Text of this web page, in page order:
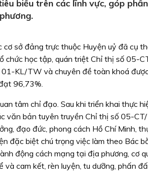
biểu trên các lĩnh vực, góp
sở đảng trực thuộc Huyện uỷ đã cụ
chức học tập, quán triệt Chỉ thị số 05-
KL/TW và chuyên đề toàn khoá
96,73%.
tâm chỉ đạo. Sau khi triển khai thực
văn bản tuyên truyền Chỉ thị số 05-
đạo đức, phong cách Hồ Chí Minh,
đặc biệt chú trọng việc làm theo Bác
động cách mạng tại địa phương, cơ
cam kết, rèn luyện, tu dưỡng, phấn